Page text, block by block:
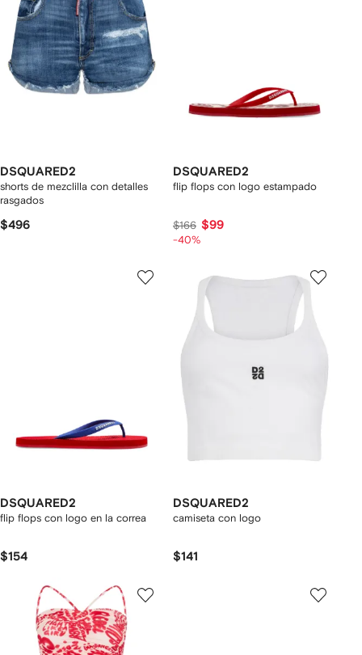
DSQUARED2
shorts de mezclilla con detalles
rasgados
$496
DSQUARED2
flip flops con logo estampado
$166 $99
-40%
DSQUARED2
flip flops con logo en la correa
$154
DSQUARED2
camiseta con logo
$141